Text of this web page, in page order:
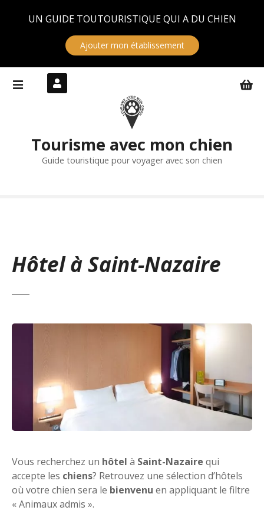
UN GUIDE TOUTOURISTIQUE QUI A DU CHIEN
Ajouter mon établissement
Tourisme avec mon chien
Guide touristique pour voyager avec son chien
Hôtel à Saint-Nazaire
Vous recherchez un hôtel à Saint-Nazaire qui
accepte les chiens? Retrouvez une sélection d’hôtels
où votre chien sera le bienvenu en appliquant le filtre
« Animaux admis ».